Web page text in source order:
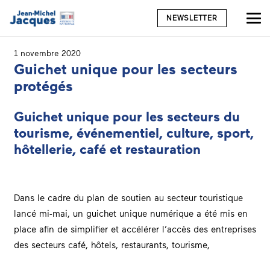
NEWSLETTER
1 novembre 2020
Guichet unique pour les secteurs
protégés
Guichet unique pour les secteurs du
tourisme, événementiel, culture, sport,
hôtellerie, café et restauration
Dans le cadre du plan de soutien au secteur touristique
lancé mi-mai, un guichet unique numérique a été mis en
place afin de simplifier et accélérer l’accès des entreprises
des secteurs café, hôtels, restaurants, tourisme,